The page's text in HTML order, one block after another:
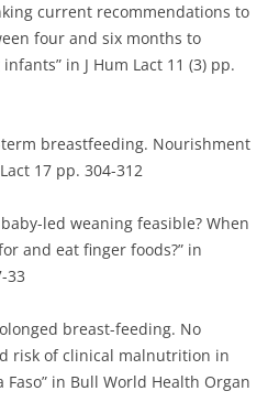
current recommendations to
four and six months to
in J Hum Lact 11 (3) pp.
term breastfeeding. Nourishment
17 pp. 304-312
led weaning feasible? When
and eat finger foods?” in
33
breast-feeding. No
risk of clinical malnutrition in
in Bull World Health Organ